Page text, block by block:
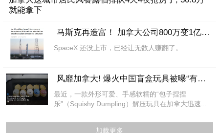
就能拿下
马斯克再造富！ 加拿大公司800万变1亿，
SpaceX 还没上市，已经让无数人赚翻了。
风靡加拿大! 爆火中国盲盒玩具被曝“有毒”,
最近，一款外形可爱、手感软糯的“包子捏捏
乐”（Squishy Dumpling）解压玩具在加拿大迅速...
加载更多